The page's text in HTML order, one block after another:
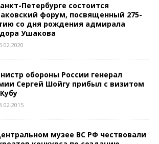
Петербурге состоится
форум, посвященный 275-
со дня рождения адмирала
Ушакова
обороны России генерал
Сергей Шойгу прибыл с визитом
музее ВС РФ чествовали